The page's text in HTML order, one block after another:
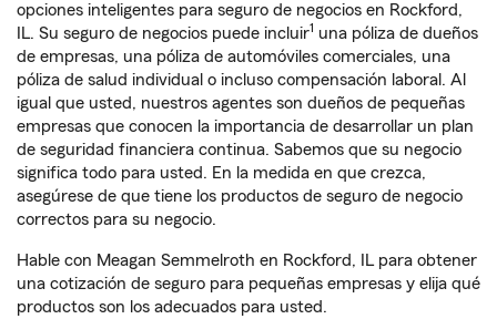
opciones inteligentes para seguro de negocios en Rockford,
IL. Su seguro de negocios puede incluir1 una póliza de dueños
de empresas, una póliza de automóviles comerciales, una
póliza de salud individual o incluso compensación laboral. Al
igual que usted, nuestros agentes son dueños de pequeñas
empresas que conocen la importancia de desarrollar un plan
de seguridad financiera continua. Sabemos que su negocio
significa todo para usted. En la medida en que crezca,
asegúrese de que tiene los productos de seguro de negocio
correctos para su negocio.
Hable con Meagan Semmelroth en Rockford, IL para obtener
una cotización de seguro para pequeñas empresas y elija qué
productos son los adecuados para usted.